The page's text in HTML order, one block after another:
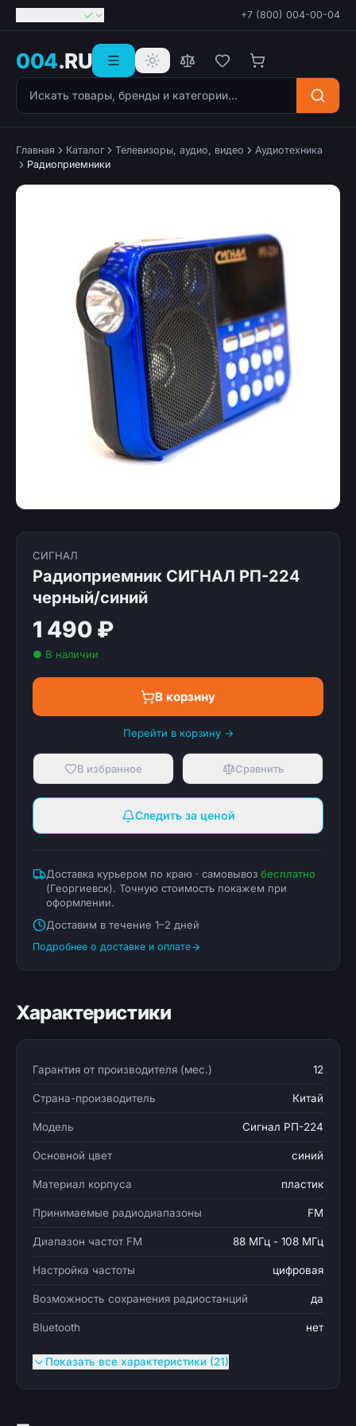
+7 (800) 004-00-04
004.RU
Поиск товаров
Главная Каталог Телевизоры, аудио, видео
Аудиотехника
Радиоприемники
СИГНАЛ
Радиоприемник СИГНАЛ РП-224
черный/синий
1 490 ₽
● В наличии
В корзину
Перейти в корзину →
В избранное Сравнить
Следить за ценой
Доставка курьером по краю · самовывоз бесплатно
(Георгиевск). Точную стоимость покажем при
оформлении.
Доставим в течение 1–2 дней
Подробнее о доставке и оплате
Характеристики
Гарантия от производителя (мес.) 12
Страна-производитель Китай
Модель Сигнал РП-224
Основной цвет синий
Материал корпуса пластик
Принимаемые радиодиапазоны FM
Диапазон частот FM 88 МГц - 108 МГц
Настройка частоты цифровая
Возможность сохранения радиостанций да
Bluetooth нет
Показать все характеристики (21)